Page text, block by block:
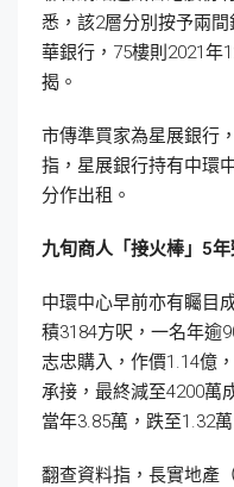
悉，該2層分別按予兩
華銀行，75樓則2021年
揭。
市傳準買家為星展銀行
指，星展銀行持有中環
分作出租。
九旬商人「接火棒」5
中環中心早前亦有矚目
積3184方呎，一名年逾
志忠購入，作價1.14億
承接，最終減至4200萬
當年3.85萬，跌至1.32
翻查資料指，長實地產